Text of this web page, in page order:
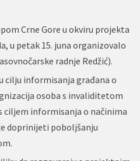
Crne Gore u okviru projekta
u petak 15. juna organizovalo
radnje Redžić).
cilju informisanja građana o
osoba s invaliditetom
ciljem informisanja o načinima
doprinijeti poboljšanju